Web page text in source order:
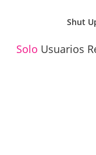
Shut
Solo Usuarios